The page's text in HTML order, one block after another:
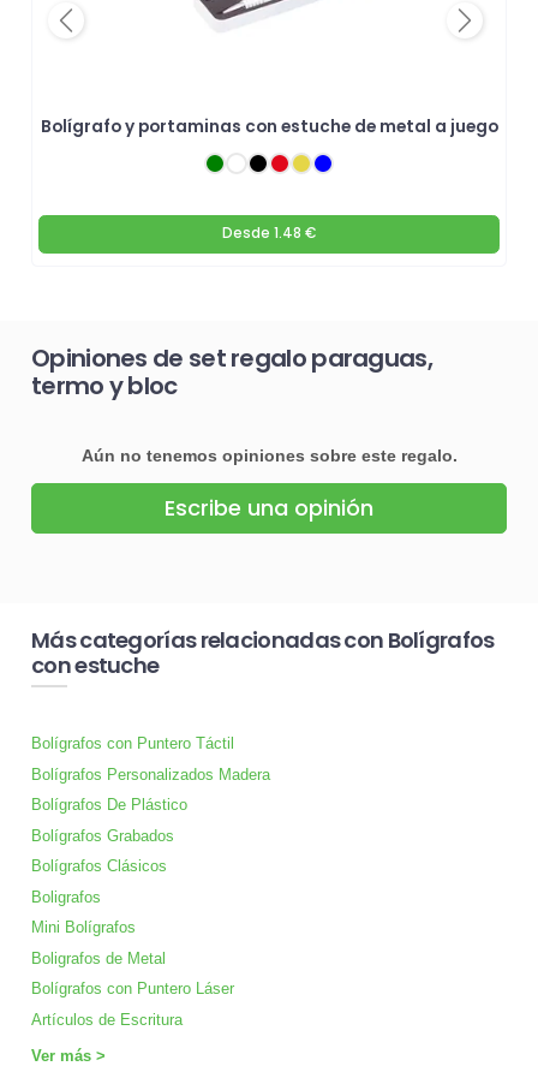
Bolígrafo y portaminas con estuche de metal a juego
Desde 1.48 €
Previous Next
Opiniones de set regalo paraguas,
termo y bloc
Aún no tenemos opiniones sobre este regalo.
Escribe una opinión
Más categorías relacionadas con Bolígrafos
con estuche
Bolígrafos con Puntero Táctil
Bolígrafos Personalizados Madera
Bolígrafos De Plástico
Bolígrafos Grabados
Bolígrafos Clásicos
Boligrafos
Mini Bolígrafos
Boligrafos de Metal
Bolígrafos con Puntero Láser
Artículos de Escritura
Ver más >